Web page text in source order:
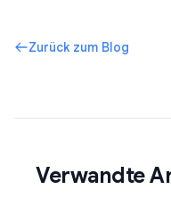
Zurück zum Blog
Verwandte